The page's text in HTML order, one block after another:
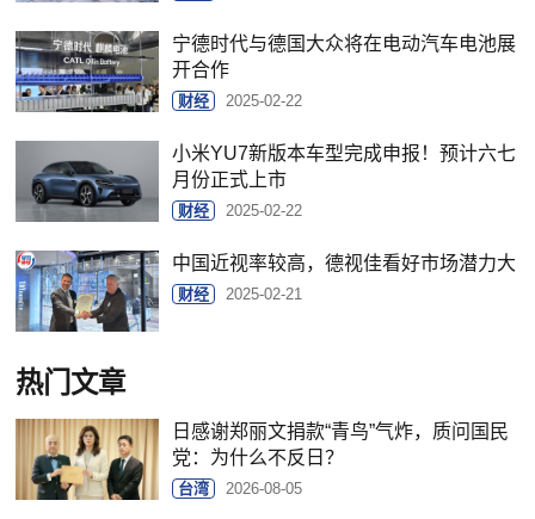
宁德时代与德国大众将在电动汽车电池展
开合作
财经 2025-02-22
小米YU7新版本车型完成申报！预计六七
月份正式上市
财经 2025-02-22
中国近视率较高，德视佳看好市场潜力大
财经 2025-02-21
热门文章
日感谢郑丽文捐款“青鸟”气炸，质问国民
党：为什么不反日？
台湾 2026-08-05